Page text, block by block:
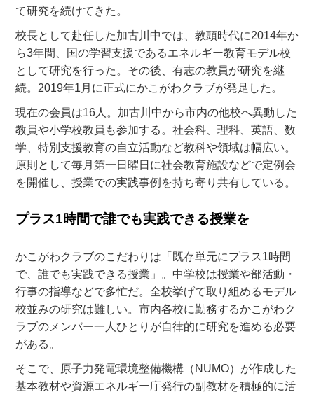
て研究を続けてきた。
校長として赴任した加古川中では、教頭時代に2014年か
ら3年間、国の学習支援であるエネルギー教育モデル校
として研究を行った。その後、有志の教員が研究を継
続。2019年1月に正式にかこがわクラブが発足した。
現在の会員は16人。加古川中から市内の他校へ異動した
教員や小学校教員も参加する。社会科、理科、英語、数
学、特別支援教育の自立活動など教科や領域は幅広い。
原則として毎月第一日曜日に社会教育施設などで定例会
を開催し、授業での実践事例を持ち寄り共有している。
プラス1時間で誰でも実践できる授業を
かこがわクラブのこだわりは「既存単元にプラス1時間
で、誰でも実践できる授業」。中学校は授業や部活動・
行事の指導などで多忙だ。全校挙げて取り組めるモデル
校並みの研究は難しい。市内各校に勤務するかこがわク
ラブのメンバー一人ひとりが自律的に研究を進める必要
がある。
そこで、原子力発電環境整備機構（NUMO）が作成した
基本教材や資源エネルギー庁発行の副教材を積極的に活